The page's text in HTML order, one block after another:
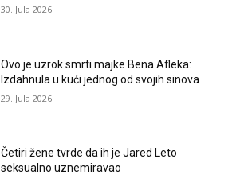
30. Jula 2026.
Ovo je uzrok smrti majke Bena Afleka:
Izdahnula u kući jednog od svojih sinova
29. Jula 2026.
Četiri žene tvrde da ih je Jared Leto
seksualno uznemiravao